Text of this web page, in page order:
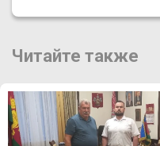
Читайте также